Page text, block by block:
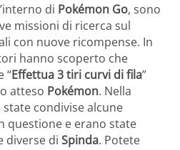
di Pokémon Go, sono
missioni di ricerca sul
con nuove ricompense. In
hanno scoperto che
“Effettua 3 tiri curvi di fila”
atteso Pokémon. Nella
condivise alcune
questione e erano state
diverse di Spinda. Potete